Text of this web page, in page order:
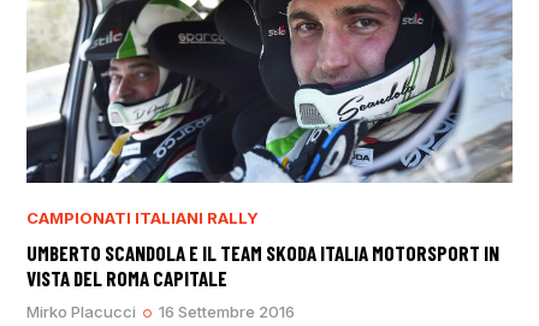
CAMPIONATI ITALIANI RALLY
UMBERTO SCANDOLA E IL TEAM SKODA ITALIA MOTORSPORT IN
VISTA DEL ROMA CAPITALE
Mirko Placucci 16 Settembre 2016